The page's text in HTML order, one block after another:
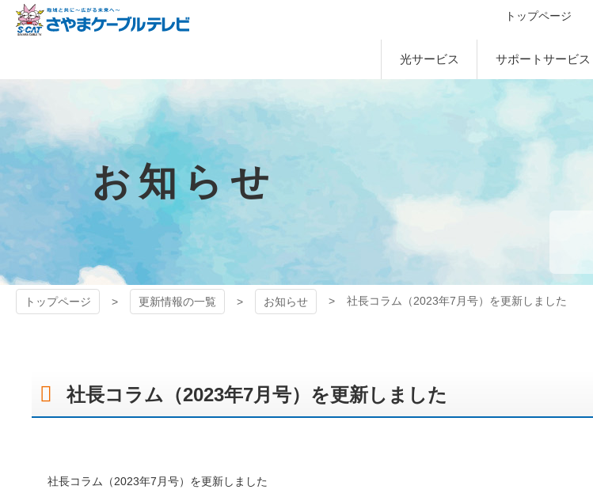
本
キ
ッ
テレビ
トップページ
光サービス サポートサービス
お知らせ
トップページ 更新情報の一覧 お知らせ 社長コラム（2023年7月号）を更新しました
社長コラム（2023年7月号）を更新しました
社長コラム（2023年7月号）を更新しました